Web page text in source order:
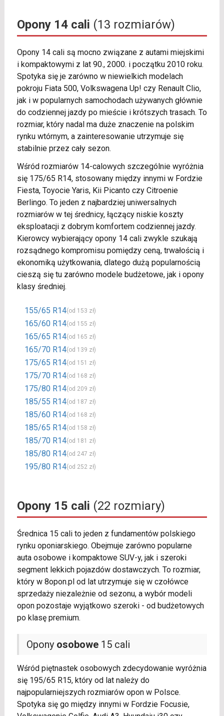
Opony 14 cali (13 rozmiarów)
Opony 14 cali są mocno związane z autami miejskimi
i kompaktowymi z lat 90., 2000. i początku 2010 roku.
Spotyka się je zarówno w niewielkich modelach
pokroju Fiata 500, Volkswagena Up! czy Renault Clio,
jak i w popularnych samochodach używanych głównie
do codziennej jazdy po mieście i krótszych trasach. To
rozmiar, który nadal ma duże znaczenie na polskim
rynku wtórnym, a zainteresowanie utrzymuje się
stabilnie przez cały sezon.
Wśród rozmiarów 14-calowych szczególnie wyróżnia
się 175/65 R14, stosowany między innymi w Fordzie
Fiesta, Toyocie Yaris, Kii Picanto czy Citroenie
Berlingo. To jeden z najbardziej uniwersalnych
rozmiarów w tej średnicy, łączący niskie koszty
eksploatacji z dobrym komfortem codziennej jazdy.
Kierowcy wybierający opony 14 cali zwykle szukają
rozsądnego kompromisu pomiędzy ceną, trwałością i
ekonomiką użytkowania, dlatego dużą popularnością
cieszą się tu zarówno modele budżetowe, jak i opony
klasy średniej.
155/65 R14(od 153 zł)
165/60 R14(od 155 zł)
165/65 R14(od 165 zł)
165/70 R14(od 139 zł)
175/65 R14(od 151 zł)
175/70 R14(od 168 zł)
175/80 R14(od 209 zł)
185/55 R14(od 187 zł)
185/60 R14(od 168 zł)
185/65 R14(od 158 zł)
185/70 R14(od 181 zł)
185/80 R14(od 247 zł)
195/80 R14(od 252 zł)
Opony 15 cali (22 rozmiary)
Średnica 15 cali to jeden z fundamentów polskiego
rynku oponiarskiego. Obejmuje zarówno popularne
auta osobowe i kompaktowe SUV-y, jak i szeroki
segment lekkich pojazdów dostawczych. To rozmiar,
który w 8opon.pl od lat utrzymuje się w czołówce
sprzedaży niezależnie od sezonu, a wybór modeli
opon pozostaje wyjątkowo szeroki - od budżetowych
po klasę premium.
Opony osobowe15 cali
Wśród piętnastek osobowych zdecydowanie wyróżnia
się 195/65 R15, który od lat należy do
najpopularniejszych rozmiarów opon w Polsce.
Spotyka się go między innymi w Fordzie Focusie,